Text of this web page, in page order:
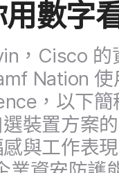
數​字​
， Cisco 的​
Nation使
，​以下​簡
裝置​方案​
與​工作​表